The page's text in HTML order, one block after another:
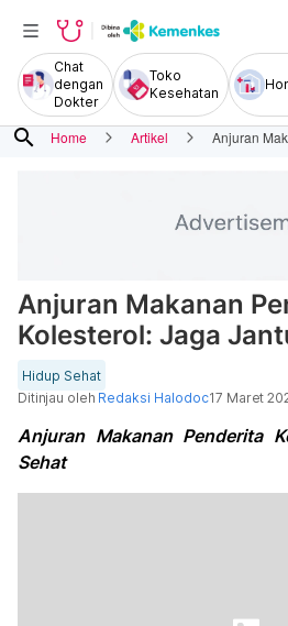
Chat
dengan
Dokter
Toko
Kesehatan
search Home Artikel Anjuran
Anjuran Makanan
Kolesterol: Jaga
Hidup Sehat
Ditinjau oleh Redaksi Halodoc17 Maret
Anjuran Makanan Penderita
Sehat